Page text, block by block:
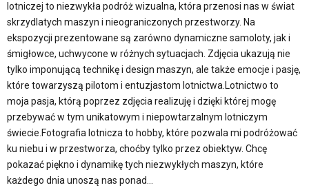
lotniczej to niezwykła podróż wizualna, która przenosi nas w świat
skrzydlatych maszyn i nieograniczonych przestworzy. Na
ekspozycji prezentowane są zarówno dynamiczne samoloty, jak i
śmigłowce, uchwycone w różnych sytuacjach. Zdjęcia ukazują nie
tylko imponującą technikę i design maszyn, ale także emocje i pasję,
które towarzyszą pilotom i entuzjastom lotnictwa.Lotnictwo to
moja pasja, którą poprzez zdjęcia realizuję i dzięki której mogę
przebywać w tym unikatowym i niepowtarzalnym lotniczym
świecie.Fotografia lotnicza to hobby, które pozwala mi podróżować
ku niebu i w przestworza, choćby tylko przez obiektyw. Chcę
pokazać piękno i dynamikę tych niezwykłych maszyn, które
każdego dnia unoszą nas ponad…